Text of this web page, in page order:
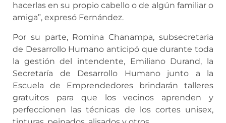
hacerlas en su propio cabello o de algún familiar o
amiga”, expresó Fernández.
Por su parte, Romina Chanampa, subsecretaria
de Desarrollo Humano anticipó que durante toda
la gestión del intendente, Emiliano Durand, la
Secretaría de Desarrollo Humano junto a la
Escuela de Emprendedores brindarán talleres
gratuitos para que los vecinos aprenden y
perfeccionen las técnicas de los cortes unisex,